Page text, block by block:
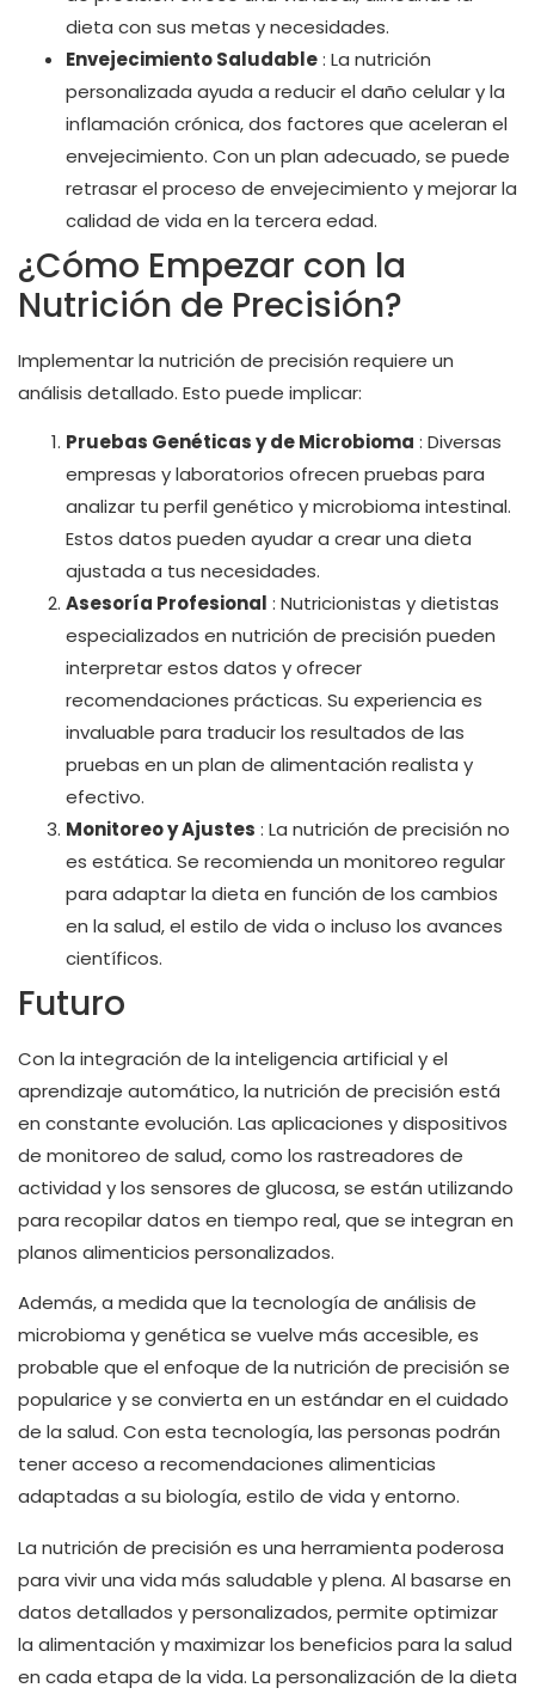
dieta con sus metas y necesidades.
Envejecimiento Saludable: La nutrición
personalizada ayuda a reducir el daño celular y la
inflamación crónica, dos factores que aceleran el
envejecimiento. Con un plan adecuado, se puede
retrasar el proceso de envejecimiento y mejorar la
calidad de vida en la tercera edad.
¿Cómo Empezar con la
Nutrición de Precisión?
Implementar la nutrición de precisión requiere un
análisis detallado. Esto puede implicar:
Pruebas Genéticas y de Microbioma : Diversas
empresas y laboratorios ofrecen pruebas para
analizar tu perfil genético y microbioma intestinal.
Estos datos pueden ayudar a crear una dieta
ajustada a tus necesidades.
Asesoría Profesional : Nutricionistas y dietistas
especializados en nutrición de precisión pueden
interpretar estos datos y ofrecer
recomendaciones prácticas. Su experiencia es
invaluable para traducir los resultados de las
pruebas en un plan de alimentación realista y
efectivo.
Monitoreo y Ajustes : La nutrición de precisión no
es estática. Se recomienda un monitoreo regular
para adaptar la dieta en función de los cambios
en la salud, el estilo de vida o incluso los avances
científicos.
Futuro
Con la integración de la inteligencia artificial y el
aprendizaje automático, la nutrición de precisión está
en constante evolución. Las aplicaciones y dispositivos
de monitoreo de salud, como los rastreadores de
actividad y los sensores de glucosa, se están utilizando
para recopilar datos en tiempo real, que se integran en
planos alimenticios personalizados.
Además, a medida que la tecnología de análisis de
microbioma y genética se vuelve más accesible, es
probable que el enfoque de la nutrición de precisión se
popularice y se convierta en un estándar en el cuidado
de la salud. Con esta tecnología, las personas podrán
tener acceso a recomendaciones alimenticias
adaptadas a su biología, estilo de vida y entorno.
La nutrición de precisión es una herramienta poderosa
para vivir una vida más saludable y plena. Al basarse en
datos detallados y personalizados, permite optimizar
la alimentación y maximizar los beneficios para la salud
en cada etapa de la vida. La personalización de la dieta